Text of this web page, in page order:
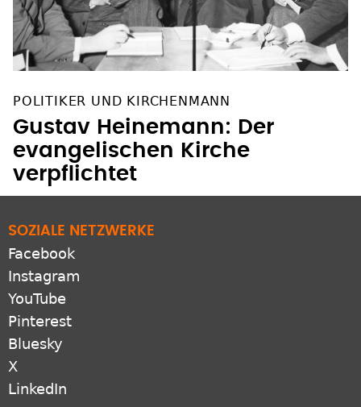
POLITIKER UND KIRCHENMANN
Gustav Heinemann: Der
evangelischen Kirche
verpflichtet
SOZIALE NETZWERKE
Facebook
Instagram
YouTube
Pinterest
Bluesky
X
LinkedIn